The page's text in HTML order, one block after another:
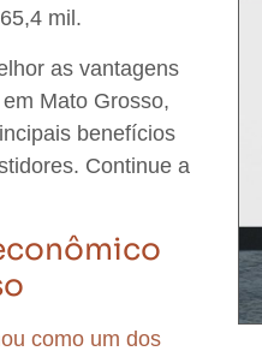
mil.
as vantagens
Mato Grosso,
benefícios
Continue a
como um dos